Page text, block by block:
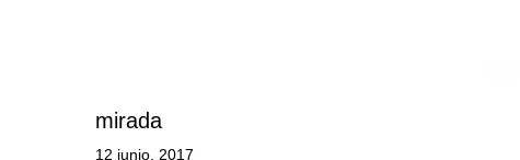
mirada
12 junio, 2017